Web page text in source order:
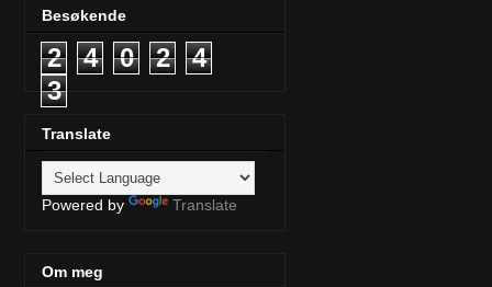
Besøkende
2 4 0 2
4
3
Translate
Powered by Translate
Om meg